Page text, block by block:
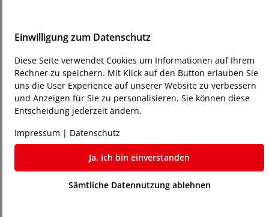
Maschinen in Aktion zu sehen.
3
Kauf und Gewährleistung:
Wenn Sie Ihre Wahl getroffen haben, führen wir
den Kaufprozess durch. Jede unserer gebrauchten
Maschinen wird mit einer 6-monatigen
Einwilligung zum Datenschutz
Diese Seite verwendet Cookies um Informationen auf Ihrem
Rechner zu speichern. Mit Klick auf den Button erlauben Sie
uns die User Experience auf unserer Website zu verbessern
und Anzeigen für Sie zu personalisieren. Sie können diese
Entscheidung jederzeit ändern.
Impressum | Datenschutz
Ja, ich bin einverstanden
Sämtliche Datennutzung ablehnen